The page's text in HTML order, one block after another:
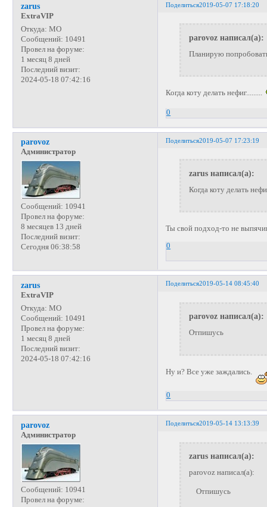
Поделиться2019-05-07 17:18:20
zarus
ExtraVIP
Откуда: МО
Сообщений: 10491
Провел на форуме:
1 месяц 8 дней
Последний визит:
2024-05-18 07:42:16
parovoz написал(а):
Планирую
Когда коту делать нефиг.........
0
Поделиться2019-05-07 17:23:19
parovoz
Администратор
Сообщений: 10941
Провел на форуме:
8 месяцев 13 дней
Последний визит:
Сегодня 06:38:58
zarus написал(а):
Когда коту делать
Ты свой подход-то не
0
Поделиться2019-05-14 08:45:40
zarus
ExtraVIP
Откуда: МО
Сообщений: 10491
Провел на форуме:
1 месяц 8 дней
Последний визит:
2024-05-18 07:42:16
parovoz написал(а):
Отпишусь
Ну и? Все уже заждались.
0
Поделиться2019-05-14 13:13:39
parovoz
Администратор
Сообщений: 10941
Провел на форуме:
zarus написал(а):
parovoz написал(а):
Отпишусь